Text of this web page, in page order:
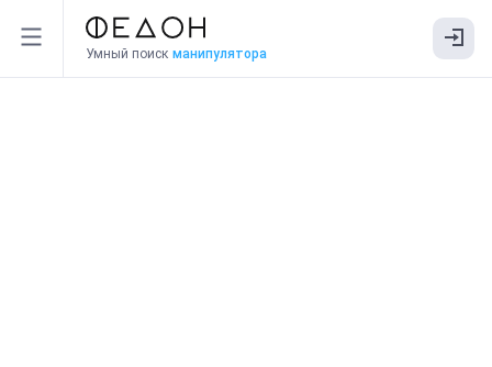
Умный поиск манипулятора